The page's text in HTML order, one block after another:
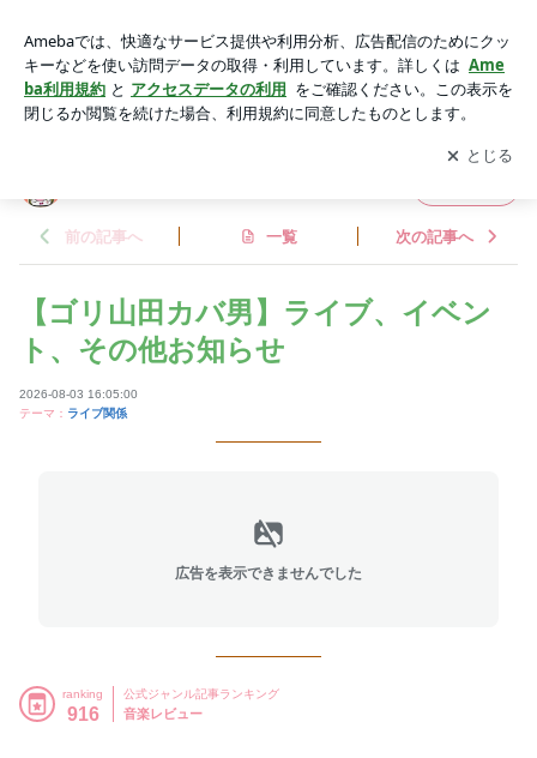
ちいの不定期すぎる風呂具
アプリをダウンロードして ブログの更新通知
を受け取りまし
ょう。
開く
前の記事へ 一覧 次の記事へ
【ゴリ山田カバ男】ライブ、イベン
ト、その他お知らせ
2026-08-03 16:05:00
テーマ： ライブ関係
広告を表示できませんでした
ranking
916
公式ジャンル記事ランキング
音楽レビュー